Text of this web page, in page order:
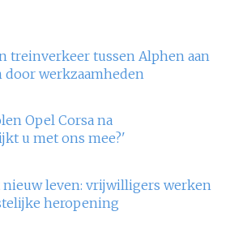
treinverkeer tussen Alphen aan
door werkzaamheden
Opel Corsa na
u met ons mee?'
leven: vrijwilligers werken
heropening